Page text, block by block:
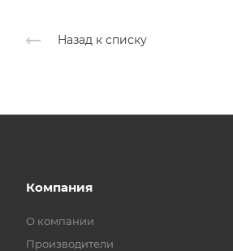
Назад к списку
Компания
О компании
Производители